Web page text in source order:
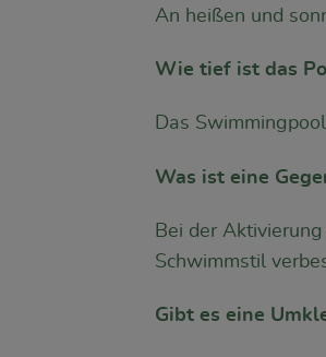
An heißen und
Wie tief ist das
Das
Was ist eine
Bei der
Schwimmstil
Gibt es eine